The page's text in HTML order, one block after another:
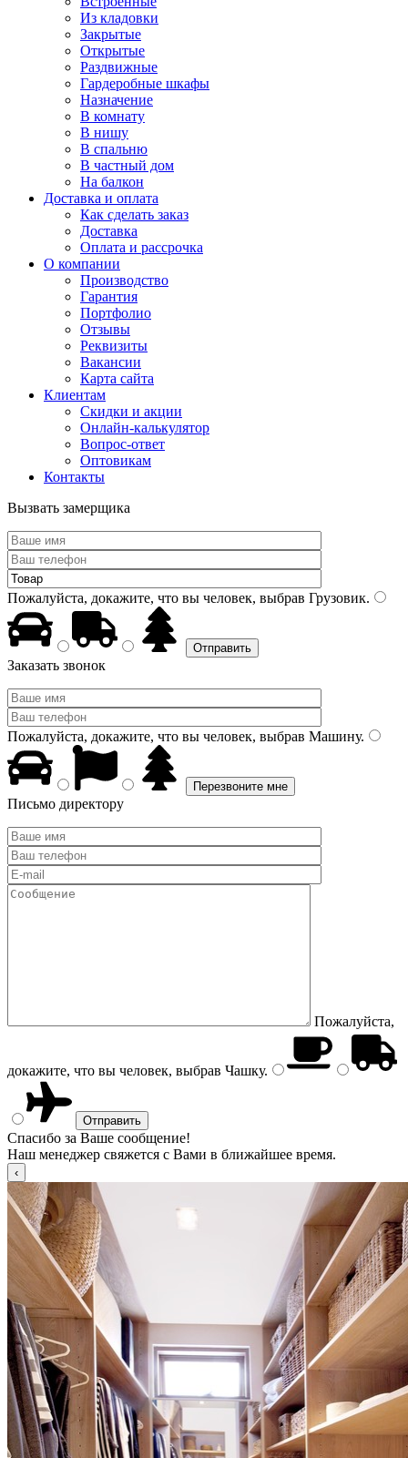
Из кладовки
Закрытые
Открытые
Раздвижные
Гардеробные шкафы
Назначение
В комнату
В нишу
В спальню
В частный дом
На балкон
Доставка и оплата
Как сделать заказ
Доставка
Оплата и рассрочка
О компании
Производство
Гарантия
Портфолио
Отзывы
Реквизиты
Вакансии
Карта сайта
Клиентам
Скидки и акции
Онлайн-калькулятор
Вопрос-ответ
Оптовикам
Контакты
Вызвать замерщика
Пожалуйста, докажите, что вы человек, выбрав Грузовик.
Заказать звонок
Пожалуйста, докажите, что вы человек, выбрав Машину.
Письмо директору
Пожалуйста,
докажите, что вы человек, выбрав Чашку.
Спасибо за Ваше сообщение!
Наш менеджер свяжется с Вами в ближайшее время.